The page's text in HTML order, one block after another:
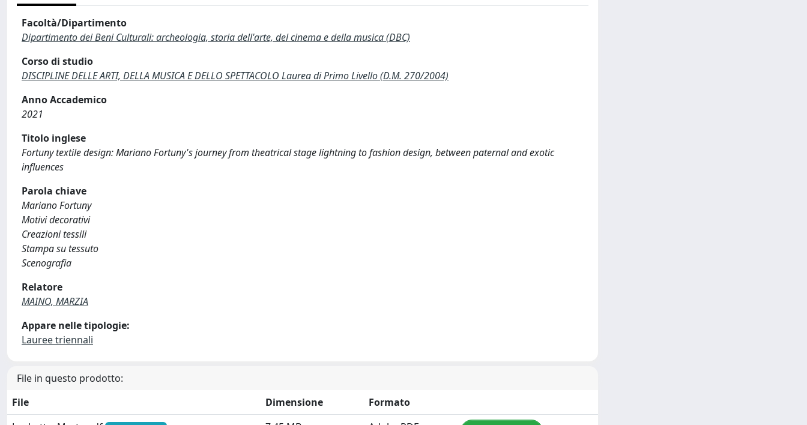
Facoltà/Dipartimento
Dipartimento dei Beni Culturali: archeologia, storia dell'arte, del cinema e della musica (DBC)
Corso di studio
DISCIPLINE DELLE ARTI, DELLA MUSICA E DELLO SPETTACOLO Laurea di Primo Livello (D.M. 270/2004)
Anno Accademico
2021
Titolo inglese
Fortuny textile design: Mariano Fortuny's journey from theatrical stage lightning to fashion design, between paternal and exotic
influences
Parola chiave
Mariano Fortuny
Motivi decorativi
Creazioni tessili
Stampa su tessuto
Scenografia
Relatore
MAINO, MARZIA
Appare nelle tipologie:
Lauree triennali
File in questo prodotto:
File
Dimensione
Formato